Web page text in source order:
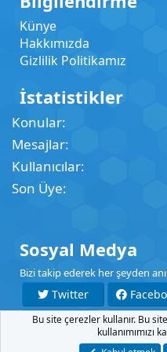
Künye
Hakkımızda
Gizlilik Politikamız
İstatistikler
Konular
Mesajlar
Kullanıcılar
Son Üye
Sosyal Medya
Bizi takip ederek her şeyden
Twitter
YouTube
Bu site çerezler kullanır. Bu
kullanımımızı